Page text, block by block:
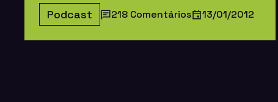
Podcast 218 Comentários 13/01/2012